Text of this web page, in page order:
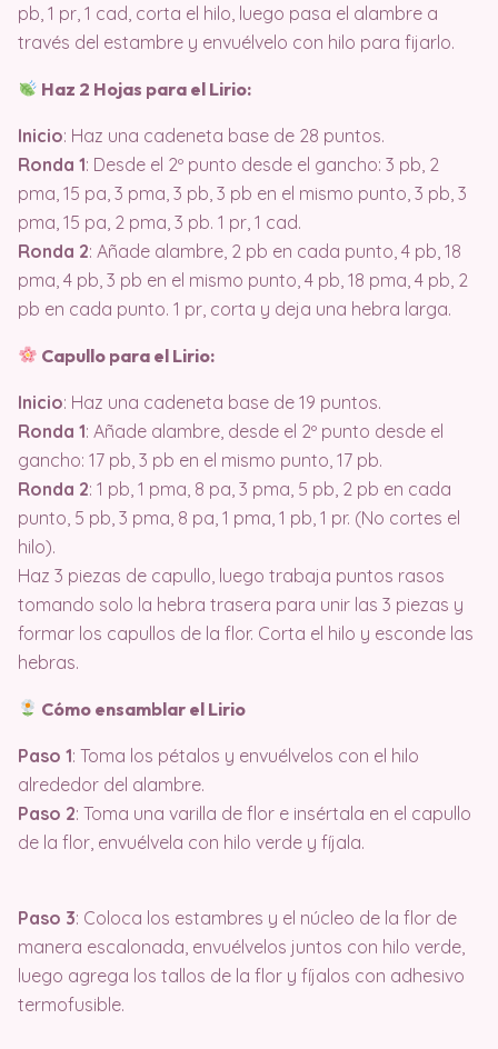
pb, 1 pr, 1 cad, corta el hilo, luego pasa el alambre a
través del estambre y envuélvelo con hilo para fijarlo.
Haz 2 Hojas para el Lirio:
Inicio: Haz una cadeneta base de 28 puntos.
Ronda 1: Desde el 2º punto desde el gancho: 3 pb, 2
pma, 15 pa, 3 pma, 3 pb, 3 pb en el mismo punto, 3 pb, 3
pma, 15 pa, 2 pma, 3 pb. 1 pr, 1 cad.
Ronda 2: Añade alambre, 2 pb en cada punto, 4 pb, 18
pma, 4 pb, 3 pb en el mismo punto, 4 pb, 18 pma, 4 pb, 2
pb en cada punto. 1 pr, corta y deja una hebra larga.
Capullo para el Lirio:
Inicio: Haz una cadeneta base de 19 puntos.
Ronda 1: Añade alambre, desde el 2º punto desde el
gancho: 17 pb, 3 pb en el mismo punto, 17 pb.
Ronda 2: 1 pb, 1 pma, 8 pa, 3 pma, 5 pb, 2 pb en cada
punto, 5 pb, 3 pma, 8 pa, 1 pma, 1 pb, 1 pr. (No cortes el
hilo).
Haz 3 piezas de capullo, luego trabaja puntos rasos
tomando solo la hebra trasera para unir las 3 piezas y
formar los capullos de la flor. Corta el hilo y esconde las
hebras.
Cómo ensamblar el Lirio
Paso 1: Toma los pétalos y envuélvelos con el hilo
alrededor del alambre.
Paso 2: Toma una varilla de flor e insértala en el capullo
de la flor, envuélvela con hilo verde y fíjala.
Paso 3: Coloca los estambres y el núcleo de la flor de
manera escalonada, envuélvelos juntos con hilo verde,
luego agrega los tallos de la flor y fíjalos con adhesivo
termofusible.